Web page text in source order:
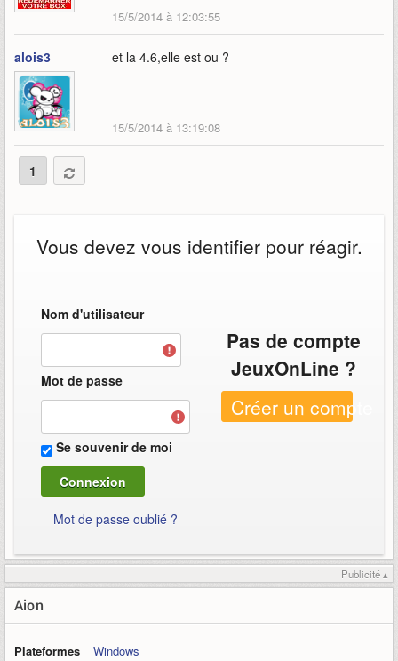
15/5/2014 à 12:03:55
alois3 et la 4.6,elle est ou ?
15/5/2014 à 13:19:08
1
Vous devez vous identifier pour réagir.
Nom d'utilisateur
Mot de passe
Se souvenir de moi
Mot de passe oublié ?
Pas de compte
JeuxOnLine ?
Créer un compte
Publicité ▴
Aion
Plateformes
Windows